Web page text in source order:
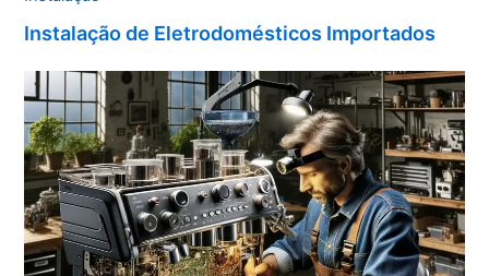
Instalação de Eletrodomésticos Importados